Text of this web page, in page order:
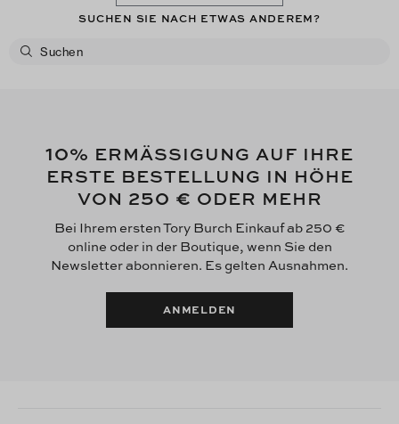
SUCHEN SIE NACH ETWAS ANDEREM?
10% ERMÄSSIGUNG AUF IHRE
ERSTE BESTELLUNG IN HÖHE
VON 250 € ODER MEHR
Bei Ihrem ersten Tory Burch Einkauf ab 250 €
online oder in der Boutique, wenn Sie den
Newsletter abonnieren. Es gelten Ausnahmen.
ANMELDEN